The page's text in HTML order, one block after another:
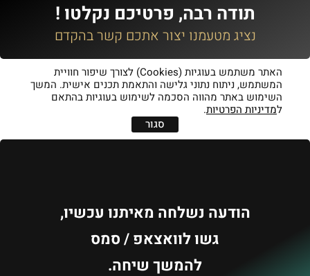
תודה רבה, פרטיכם נקלטו !
נציג מטעמנו יצור אתכם קשר בהקדם
האתר משתמש בעוגיות (Cookies) לצורך שיפור חוויית
המשתמש, ניתוח נתוני גלישה והתאמת תכנים אישית. המשך
השימוש באתר מהווה הסכמה לשימוש בעוגיות בהתאם
למדיניות הפרטיות.
סגור
הודעה נשלחה מאיתנו עכשיו,
גשו לוואצאפ / סמס
להמשך שיחה.